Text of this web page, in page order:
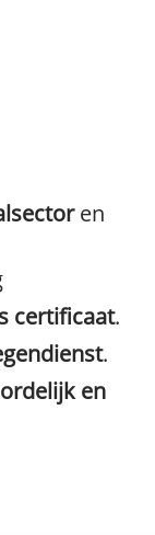
en
certificaat.
.
en